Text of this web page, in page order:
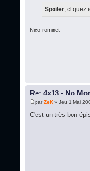
Spoiler , cliquez
Nico-rominet
Re: 4x13 - No
parZeK » Jeu 1 Mai
C'est un très bon